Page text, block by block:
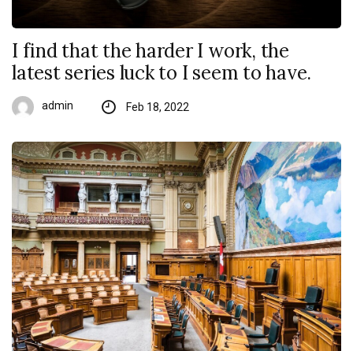
I find that the harder I work, the
latest series luck to I seem to have.
admin Feb 18, 2022